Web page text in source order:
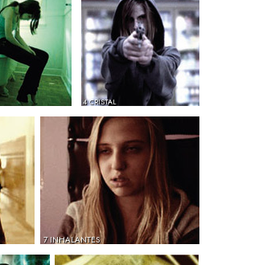
4 CRISTAL
7 INHALANTES